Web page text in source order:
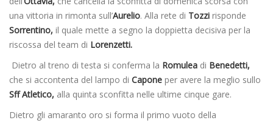
una vittoria in rimonta sull’Aurelio. Alla rete di Tozzi risponde
Sorrentino, il quale mette a segno la doppietta decisiva per la
riscossa del team di Lorenzetti.
Dietro al treno di testa si conferma la Romulea di Benedetti,
che si accontenta del lampo di Capone per avere la meglio sullo
Sff Atletico, alla quinta sconfitta nelle ultime cinque gare.
Dietro gli amaranto oro si forma il primo vuoto della